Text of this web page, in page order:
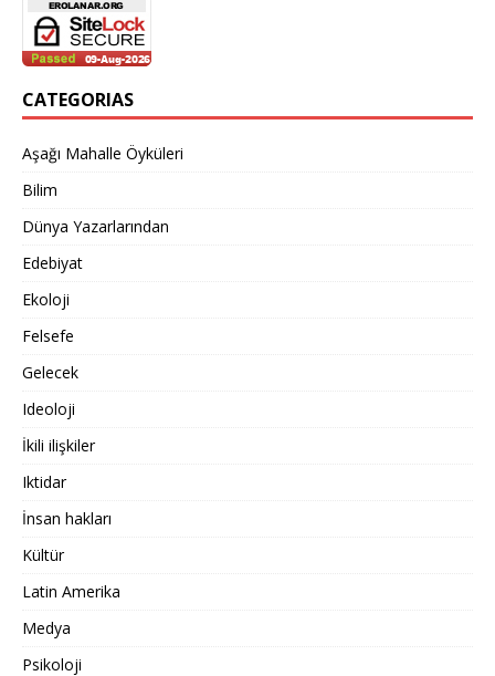
CATEGORIAS
Aşağı Mahalle Öyküleri
Bilim
Dünya Yazarlarından
Edebiyat
Ekoloji
Felsefe
Gelecek
Ideoloji
İkili ilişkiler
Iktidar
İnsan hakları
Kültür
Latin Amerika
Medya
Psikoloji